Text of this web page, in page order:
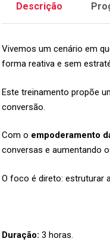
Descrição
Vivemos um cenário em
forma reativa e sem
Este treinamento propõe
conversão.
Com o empoderamento
conversas e aumentando
O foco é direto: estruturar
Duração: 3 horas.